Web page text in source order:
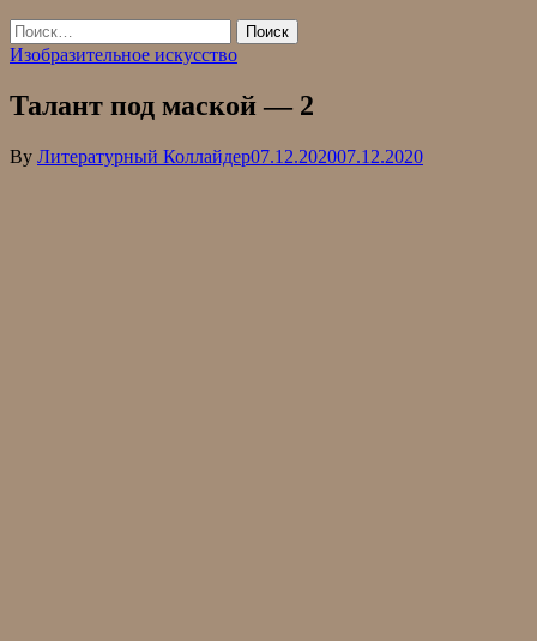
Найти:
Изобразительное искусство
Талант под маской — 2
By Литературный Коллайдер07.12.202007.12.2020